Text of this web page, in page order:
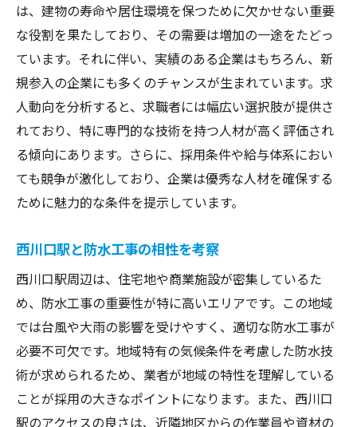
応募前に準備すべきこと
西川口駅周辺で知っておくべき防水工事業者の
特徴
地元で評判の業者を紹介
選ぶべき業者の特徴
施工実績から見る信頼性
最新技術を取り入れる企業
地域密着型のサービス
防水工事求人でキャリアアップ！西川口駅の可
能性
キャリアアップに繋がる求人の見つけ方
成長を実感できる職場環境
スキルを磨ける企業の特徴
将来のキャリアパスを描く
求人情報の最新トレンド
は、建物の寿命や居住環境を保つために欠かせない重要
な役割を果たしており、その需要は増加の一途をたどっ
ています。それに伴い、実績のある企業はもちろん、新
規参入の企業にも多くのチャンスが生まれています。求
人動向を分析すると、求職者には幅広い選択肢が提供さ
れており、特に専門的な技術を持つ人材が高く評価され
る傾向にあります。さらに、採用条件や給与体系におい
ても競争が激化しており、企業は優秀な人材を確保する
ために魅力的な条件を提示しています。
西川口駅と防水工事の相性を考察
西川口駅周辺は、住宅地や商業施設が密集しているた
め、防水工事の重要性が特に高いエリアです。この地域
では台風や大雨の影響を受けやすく、適切な防水工事が
必要不可欠です。地域特有の気候条件を考慮した防水技
術が求められるため、業者が地域の特性を理解している
ことが採用の大きなポイントになります。また、西川口
駅のアクセスの良さは、近隣地区からの作業員や資材の